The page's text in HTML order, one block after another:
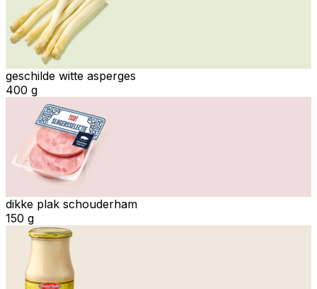
geschilde witte asperges
400 g
dikke plak schouderham
150 g